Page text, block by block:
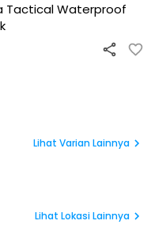
Tactical Waterproof
Lihat Varian Lainnya
Lihat Lokasi Lainnya